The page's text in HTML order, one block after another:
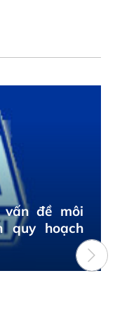
đề môi
quy hoạch